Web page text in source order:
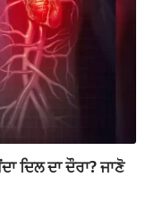
ਦਿਲ ਦਾ ਦੌਰਾ? ਜਾਣੋ